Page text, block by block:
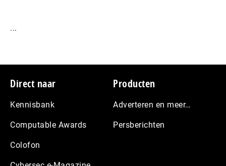
...
Footer
Direct naar
Kennisbank
Computable Awards
Colofon
Producten
Adverteren en meer…
Persberichten